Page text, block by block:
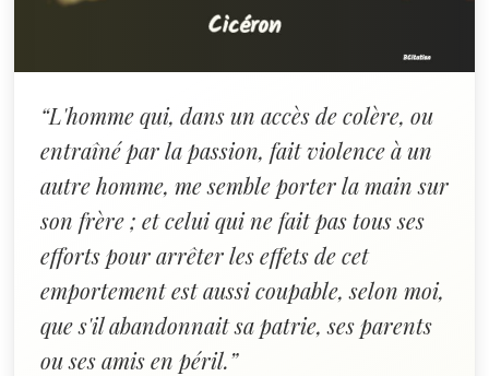
“L'homme qui, dans un accès de colère, ou
entraîné par la passion, fait violence à un
autre homme, me semble porter la main sur
son frère ; et celui qui ne fait pas tous ses
efforts pour arrêter les effets de cet
emportement est aussi coupable, selon moi,
que s'il abandonnait sa patrie, ses parents
ou ses amis en péril.”